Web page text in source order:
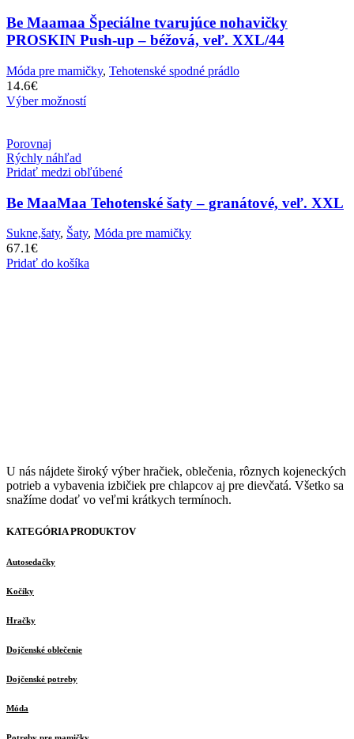
Be Maamaa Špeciálne tvarujúce nohavičky
PROSKIN Push-up – béžová, veľ. XXL/44
Móda pre mamičky, Tehotenské spodné prádlo
14.6€
Výber možností
Porovnaj
Rýchly náhľad
Pridať medzi obľúbené
Be MaaMaa Tehotenské šaty – granátové, veľ. XXL
Sukne,šaty, Šaty, Móda pre mamičky
67.1€
Pridať do košíka
U nás nájdete široký výber hračiek, oblečenia, rôznych kojeneckých
potrieb a vybavenia izbičiek pre chlapcov aj pre dievčatá. Všetko sa
snažíme dodať vo veľmi krátkych termínoch.
KATEGÓRIA PRODUKTOV
Autosedačky
Kočíky
Hračky
Dojčenské oblečenie
Dojčenské potreby
Móda